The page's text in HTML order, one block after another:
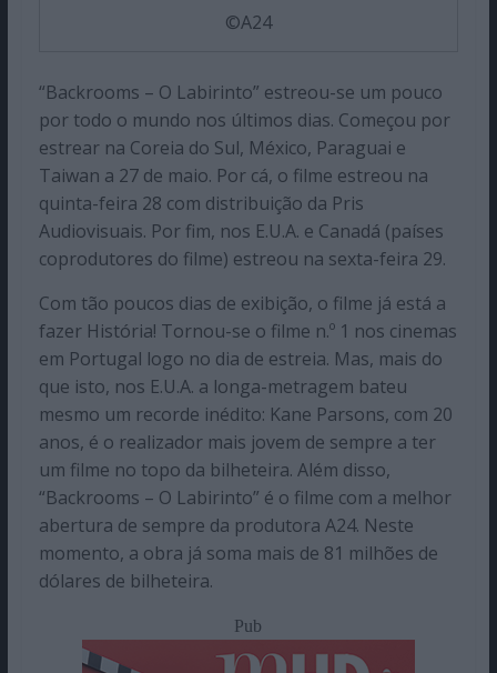
©A24
“Backrooms – O Labirinto” estreou-se um pouco
por todo o mundo nos últimos dias. Começou por
estrear na Coreia do Sul, México, Paraguai e
Taiwan a 27 de maio. Por cá, o filme estreou na
quinta-feira 28 com distribuição da Pris
Audiovisuais. Por fim, nos E.U.A. e Canadá (países
coprodutores do filme) estreou na sexta-feira 29.
Com tão poucos dias de exibição, o filme já está a
fazer História! Tornou-se o filme n.º 1 nos cinemas
em Portugal logo no dia de estreia. Mas, mais do
que isto, nos E.U.A. a longa-metragem bateu
mesmo um recorde inédito: Kane Parsons, com 20
anos, é o realizador mais jovem de sempre a ter
um filme no topo da bilheteira. Além disso,
“Backrooms – O Labirinto” é o filme com a melhor
abertura de sempre da produtora A24. Neste
momento, a obra já soma mais de 81 milhões de
dólares de bilheteira.
Pub